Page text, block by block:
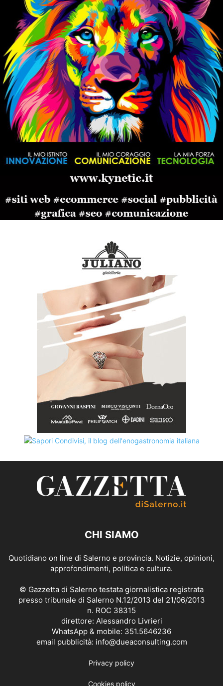
CHI SIAMO
Quotidiano on line di Salerno e provincia. Notizie, opinioni,
approfondimenti, politica e cultura.
© Gazzetta di Salerno testata giornalistica registrata
presso tribunale di Salerno N.12/2013 del 21/06/2013
n. ROC 38315
direttore: Alessandro Livrieri
WhatsApp & mobile: 351.5646236
email pubblicità: info@dueaconsulting.com
Privacy policy
Cookies policy